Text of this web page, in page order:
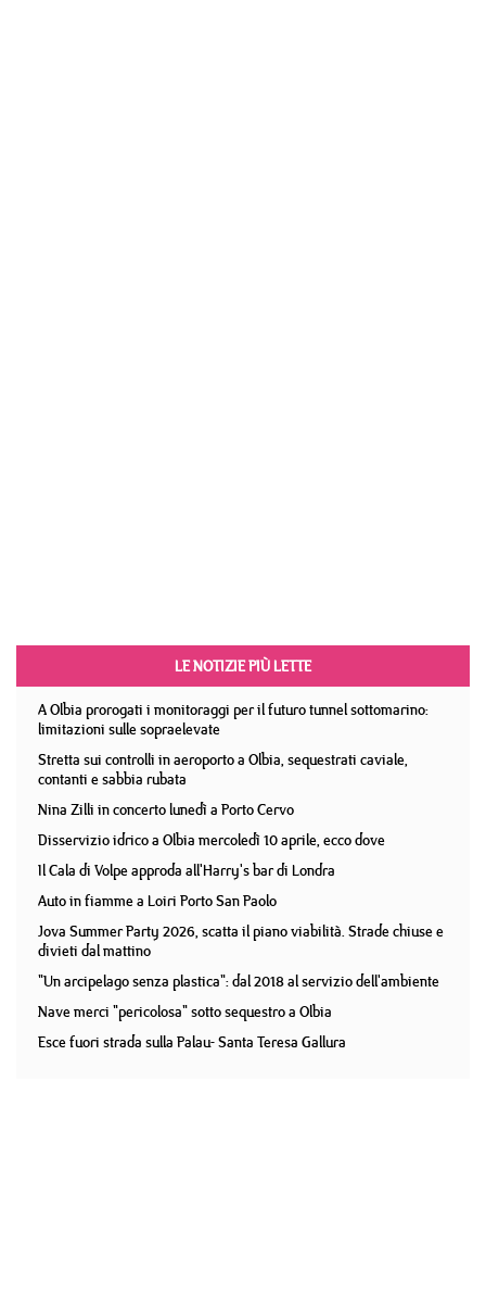
LE NOTIZIE PIÙ LETTE
A Olbia prorogati i monitoraggi per il futuro tunnel sottomarino:
limitazioni sulle sopraelevate
Stretta sui controlli in aeroporto a Olbia, sequestrati caviale,
contanti e sabbia rubata
Nina Zilli in concerto lunedì a Porto Cervo
Disservizio idrico a Olbia mercoledì 10 aprile, ecco dove
Il Cala di Volpe approda all'Harry's bar di Londra
Auto in fiamme a Loiri Porto San Paolo
Jova Summer Party 2026, scatta il piano viabilità. Strade chiuse e
divieti dal mattino
"Un arcipelago senza plastica": dal 2018 al servizio dell'ambiente
Nave merci "pericolosa" sotto sequestro a Olbia
Esce fuori strada sulla Palau- Santa Teresa Gallura